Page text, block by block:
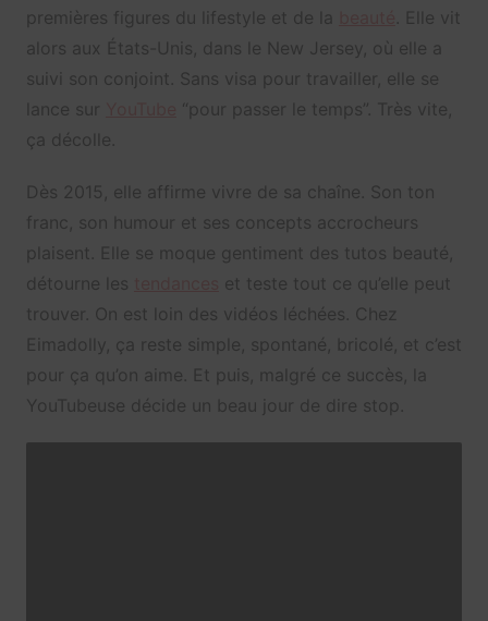
premières figures du lifestyle et de la
. Elle vit
alors aux États-Unis, dans le New Jersey, où elle a
suivi son conjoint. Sans visa pour travailler, elle se
lance sur
“pour passer le temps”. Très vite,
ça décolle.
Dès 2015, elle affirme vivre de sa chaîne. Son ton
franc, son humour et ses concepts accrocheurs
plaisent. Elle se moque gentiment des tutos beauté,
détourne les
et teste tout ce qu’elle peut
trouver. On est loin des vidéos léchées. Chez
Eimadolly, ça reste simple, spontané, bricolé, et c’est
pour ça qu’on aime. Et puis, malgré ce succès, la
YouTubeuse décide un beau jour de dire stop.